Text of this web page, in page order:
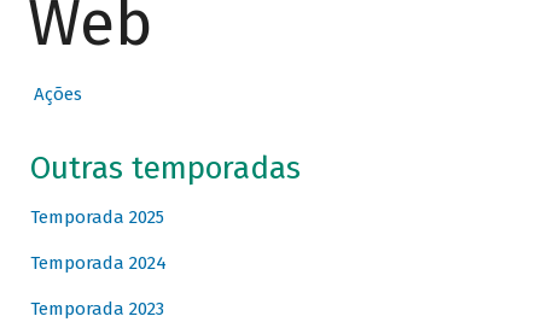
Web
Ações
Outras temporadas
Temporada 2025
Temporada 2024
Temporada 2023